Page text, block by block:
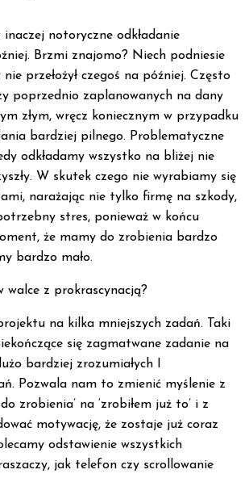
inaczej notoryczne odkładanie
Brzmi znajomo? Niech podniesie
przełożył czegoś na później. Często
poprzednio zaplanowanych na dany
złym, wręcz koniecznym w przypadku
bardziej pilnego. Problematyczne
odkładamy wszystko na bliżej nie
W skutek czego nie wyrabiamy się
narażając nie tylko firmę na szkody,
stres, ponieważ w końcu
że mamy do zrobienia bardzo
bardzo mało.
walce z prokrascynacją?
na kilka mniejszych zadań. Taki
się zagmatwane zadanie na
bardziej zrozumiałych I
Pozwala nam to zmienić myślenie z
zrobienia’ na ‘zrobiłem już to’ i z
motywację, że zostaje już coraz
odstawienie wszystkich
jak telefon czy scrollowanie